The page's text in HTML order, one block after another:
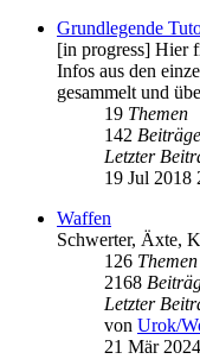
Grundlegende
[in progress] Hier
Infos aus den
gesammelt und
19 Themen
142 Beiträge
Letzter
19 Jul 2018
Waffen
Schwerter, Äxte,
126 Themen
2168
Letzter
von Urok/
21 Mär